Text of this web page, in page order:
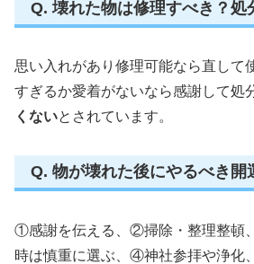
Q. 壊れた物は修理すべき？処
思い入れがあり修理可能なら直して
すぎるか愛着がないなら感謝して処
くないとされています。
Q. 物が壊れた後にやるべき開
①感謝を伝える、②掃除・整理整頓
時は慎重に選ぶ、④神社参拝や浄化